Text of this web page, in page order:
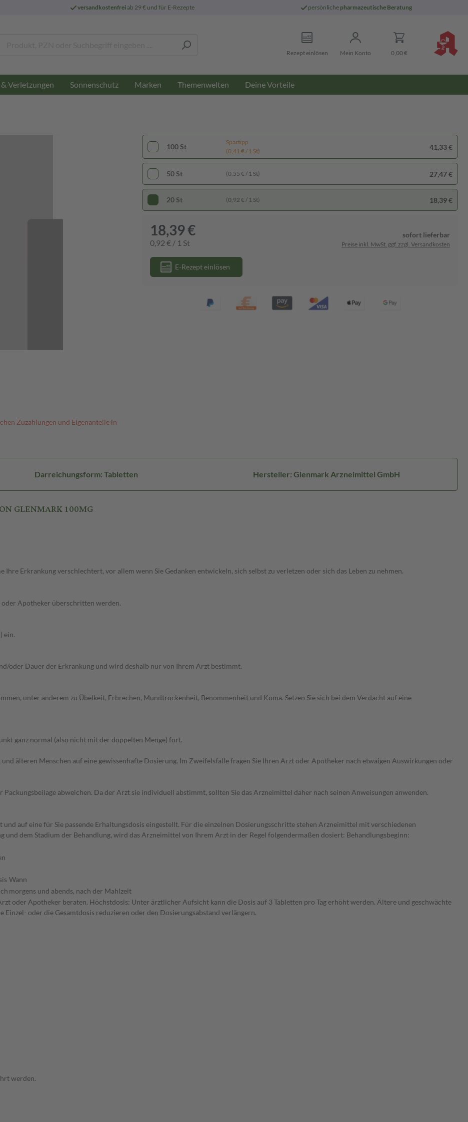
versandkostenfreiab 29 € und für E-Rezepte persönliche pharmazeutische Beratung
Rezept einlösen Mein Konto 0,00 €
Verletzungen Sonnenschutz Marken Themenwelten Deine Vorteile
Zuzahlungen und Eigenanteile in
100 St
Spartipp
(0,41 € / 1 St)
41,33 €
50 St (0,55 € / 1 St) 27,47 €
20 St (0,92 € / 1 St) 18,39 €
18,39 €
0,92 € / 1 St
sofort lieferbar
Preise inkl. MwSt. ggf. zzgl. Versandkosten
E-Rezept einlösen
Darreichungsform: Tabletten Hersteller: Glenmark Arzneimittel GmbH
GLENMARK 100MG
Erkrankung verschlechtert, vor allem wenn Sie Gedanken entwickeln, sich selbst zu verletzen oder sich das Leben zu nehmen.
Apotheker überschritten werden.
ein.
oder Dauer der Erkrankung und wird deshalb nur von Ihrem Arzt bestimmt.
unter anderem zu Übelkeit, Erbrechen, Mundtrockenheit, Benommenheit und Koma. Setzen Sie sich bei dem Verdacht auf eine
ganz normal (also nicht mit der doppelten Menge) fort.
älteren Menschen auf eine gewissenhafte Dosierung. Im Zweifelsfalle fragen Sie Ihren Arzt oder Apotheker nach etwaigen Auswirkungen oder
abweichen. Da der Arzt sie individuell abstimmt, sollten Sie das Arzneimittel daher nach seinen Anweisungen anwenden.
auf eine für Sie passende Erhaltungsdosis eingestellt. Für die einzelnen Dosierungsschritte stehen Arzneimittel mit verschiedenen
dem Stadium der Behandlung, wird das Arzneimittel von Ihrem Arzt in der Regel folgendermaßen dosiert: Behandlungsbeginn:
Wann
morgens und abends, nach der Mahlzeit
oder Apotheker beraten. Höchstdosis: Unter ärztlicher Aufsicht kann die Dosis auf 3 Tabletten pro Tag erhöht werden. Ältere und geschwächte
oder die Gesamtdosis reduzieren oder den Dosierungsabstand verlängern.
werden.